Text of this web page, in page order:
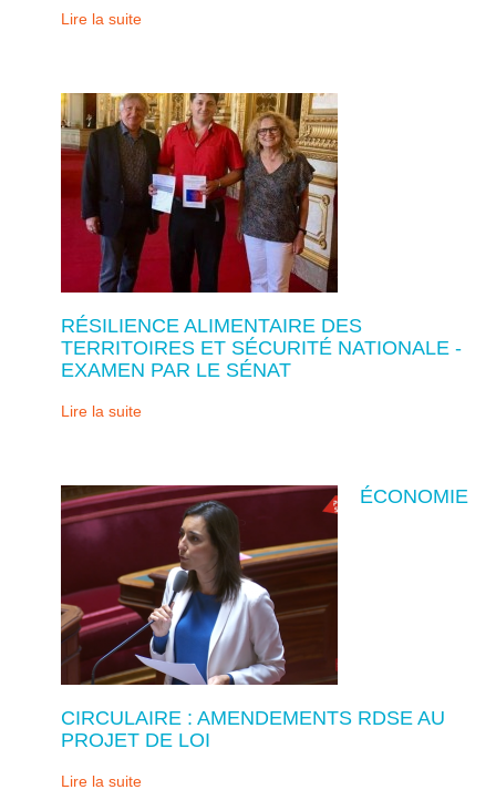
Lire la suite
RÉSILIENCE ALIMENTAIRE DES
TERRITOIRES ET SÉCURITÉ NATIONALE -
EXAMEN PAR LE SÉNAT
Lire la suite
ÉCONOMIE
CIRCULAIRE : AMENDEMENTS RDSE AU
PROJET DE LOI
Lire la suite